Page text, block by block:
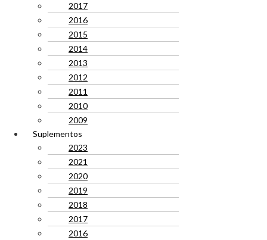
2017
2016
2015
2014
2013
2012
2011
2010
2009
Suplementos
2023
2021
2020
2019
2018
2017
2016